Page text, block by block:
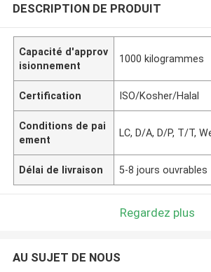
DESCRIPTION DE PRODUIT
Capacité d'approv
isionnement
1000 kilogrammes
Certification ISO/Kosher/Halal
Conditions de pai
ement
LC, D/A, D/P, T/T,
Délai de livraison 5-8 jours ouvrables
Regardez plus
AU SUJET DE NOUS